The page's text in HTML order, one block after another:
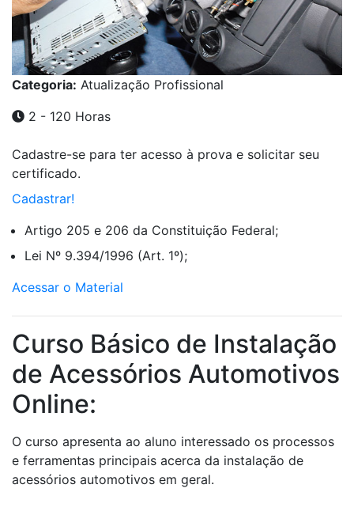
Categoria: Atualização Profissional
2 - 120 Horas
Cadastre-se para ter acesso à prova e solicitar seu
certificado.
Cadastrar!
Artigo 205 e 206 da Constituição Federal;
Lei Nº 9.394/1996 (Art. 1º);
Acessar o Material
Curso Básico de Instalação
de Acessórios Automotivos
Online:
O curso apresenta ao aluno interessado os processos
e ferramentas principais acerca da instalação de
acessórios automotivos em geral.